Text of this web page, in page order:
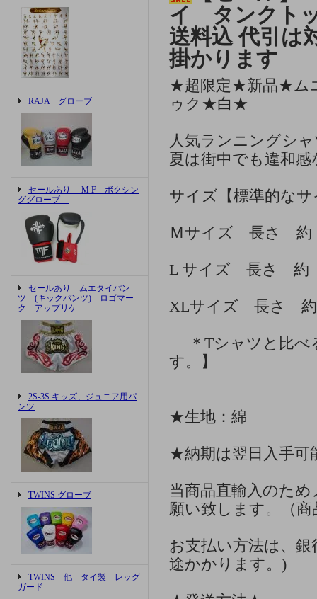
RAJA グローブ
セールあり M F ボクシン
ググローブ
セールあり ムエタイパン
ツ (キックパンツ) ロゴマー
ク アップリケ
2S-3S キッズ、ジュニア用パ
ンツ
TWINS グローブ
TWINS 他 タイ製 レッグ
ガード
イ タンクト
送料込 代引は
掛かります
★超限定★新品★ム
ゥク★白★
人気ランニングシ
夏は街中でも違和
サイズ【標準的な
Ｍサイズ 長さ 約
L サイズ 長さ 約
XLサイズ 長さ
＊Tシャツと比べ
す。】
★生地：綿
★納期は翌日入手可
当商品直輸入のた
願い致します。（
お支払い方法は、銀
途かかります。)